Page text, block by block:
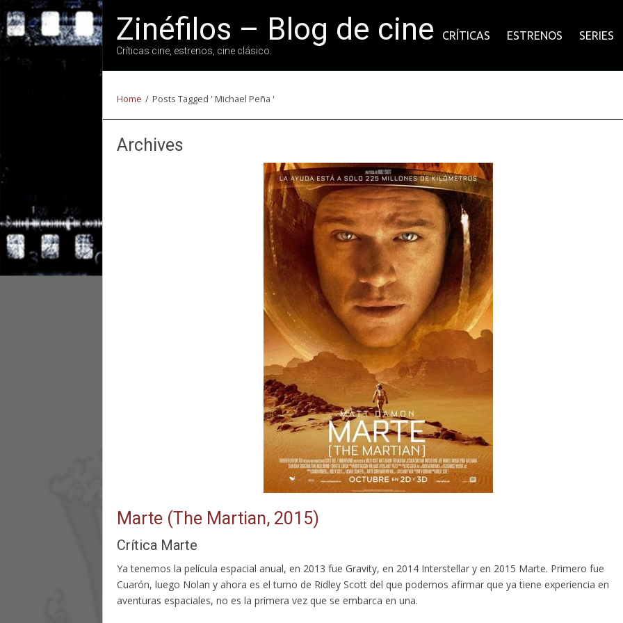
Zinéfilos – Blog de cine
Críticas cine, estrenos, cine clásico.
CRÍTICAS ESTRENOS SERIES
Home / Posts Tagged ' Michael Peña '
Archives
Marte (The Martian, 2015)
Crítica Marte
Ya tenemos la película espacial anual, en 2013 fue Gravity, en 2014 Interstellar y en 2015 Marte. Primero fue
Cuarón, luego Nolan y ahora es el turno de Ridley Scott del que podemos afirmar que ya tiene experiencia en
aventuras espaciales, no es la primera vez que se embarca en una.